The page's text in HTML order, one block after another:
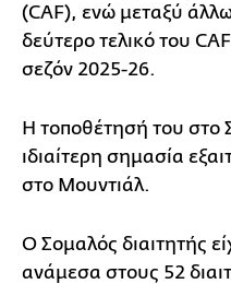
(CAF), ενώ μεταξύ
δεύτερο τελικό του
σεζόν 2025-26.
Η τοποθέτησή του στο
ιδιαίτερη σημασία
στο Μουντιάλ.
Ο Σομαλός διαιτητής
ανάμεσα στους 52